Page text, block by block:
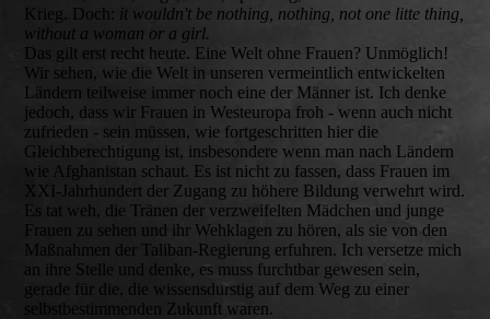
Krieg. Doch: it wouldn't be nothing, nothing, not one litte thing,
without a woman or a girl.
Das gilt erst recht heute. Eine Welt ohne Frauen? Unmöglich!
Wir sehen, wie die Welt in unseren vermeintlich entwickelten
Ländern teilweise immer noch eine der Männer ist. Ich denke
jedoch, dass wir Frauen in Westeuropa froh - wenn auch nicht
zufrieden - sein müssen, wie fortgeschritten hier die
Gleichberechtigung ist, insbesondere wenn man nach Ländern
wie Afghanistan schaut. Es ist nicht zu fassen, dass Frauen im
XXI-Jahrhundert der Zugang zu höhere Bildung verwehrt wird.
Es tat weh, die Tränen der verzweifelten Mädchen und junge
Frauen zu sehen und ihr Wehklagen zu hören, als sie von den
Maßnahmen der Taliban-Regierung erfuhren. Ich versetze mich
an ihre Stelle und denke, es muss furchtbar gewesen sein,
gerade für die, die wissensdurstig auf dem Weg zu einer
selbstbestimmenden Zukunft waren.